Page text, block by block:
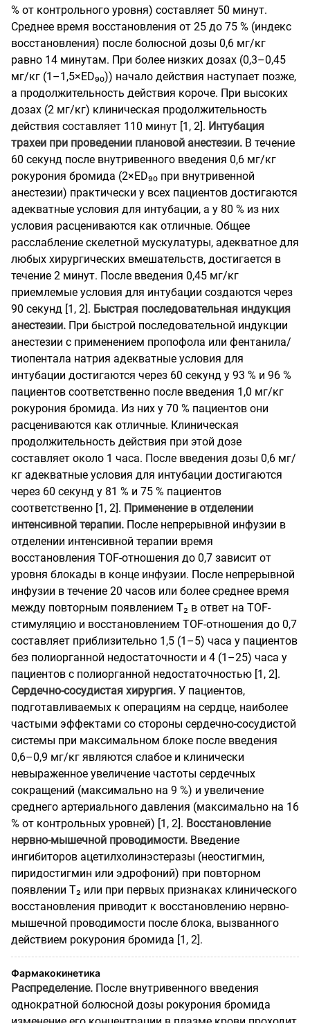
% от контрольного уровня) составляет 50 минут.
Среднее время восстановления от 25 до 75 % (индекс
восстановления) после болюсной дозы 0,6 мг/кг
равно 14 минутам. При более низких дозах (0,3–0,45
мг/кг (1–1,5×ED₉₀)) начало действия наступает позже,
а продолжительность действия короче. При высоких
дозах (2 мг/кг) клиническая продолжительность
действия составляет 110 минут [1, 2]. Интубация
трахеи при проведении плановой анестезии. В течение
60 секунд после внутривенного введения 0,6 мг/кг
рокурония бромида (2×ED₉₀ при внутривенной
анестезии) практически у всех пациентов достигаются
адекватные условия для интубации, а у 80 % из них
условия расцениваются как отличные. Общее
расслабление скелетной мускулатуры, адекватное для
любых хирургических вмешательств, достигается в
течение 2 минут. После введения 0,45 мг/кг
приемлемые условия для интубации создаются через
90 секунд [1, 2]. Быстрая последовательная индукция
анестезии. При быстрой последовательной индукции
анестезии с применением пропофола или фентанила/
тиопентала натрия адекватные условия для
интубации достигаются через 60 секунд у 93 % и 96 %
пациентов соответственно после введения 1,0 мг/кг
рокурония бромида. Из них у 70 % пациентов они
расцениваются как отличные. Клиническая
продолжительность действия при этой дозе
составляет около 1 часа. После введения дозы 0,6 мг/
кг адекватные условия для интубации достигаются
через 60 секунд у 81 % и 75 % пациентов
соответственно [1, 2]. Применение в отделении
интенсивной терапии. После непрерывной инфузии в
отделении интенсивной терапии время
восстановления TOF-отношения до 0,7 зависит от
уровня блокады в конце инфузии. После непрерывной
инфузии в течение 20 часов или более среднее время
между повторным появлением Т₂ в ответ на TOF-
стимуляцию и восстановлением TOF-отношения до 0,7
составляет приблизительно 1,5 (1–5) часа у пациентов
без полиорганной недостаточности и 4 (1–25) часа у
пациентов с полиорганной недостаточностью [1, 2].
Сердечно-сосудистая хирургия. У пациентов,
подготавливаемых к операциям на сердце, наиболее
частыми эффектами со стороны сердечно-сосудистой
системы при максимальном блоке после введения
0,6–0,9 мг/кг являются слабое и клинически
невыраженное увеличение частоты сердечных
сокращений (максимально на 9 %) и увеличение
среднего артериального давления (максимально на 16
% от контрольных уровней) [1, 2]. Восстановление
нервно-мышечной проводимости. Введение
ингибиторов ацетилхолинэстеразы (неостигмин,
пиридостигмин или эдрофоний) при повторном
появлении Т₂ или при первых признаках клинического
восстановления приводит к восстановлению нервно-
мышечной проводимости после блока, вызванного
действием рокурония бромида [1, 2].
Фармакокинетика
Распределение. После внутривенного введения
однократной болюсной дозы рокурония бромида